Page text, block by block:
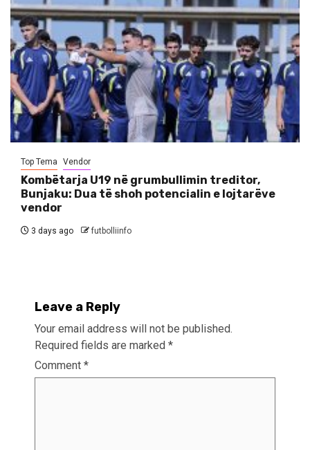
Top Tema Vendor
Kombëtarja U19 në grumbullimin treditor,
Bunjaku: Dua të shoh potencialin e lojtarëve
vendor
3 days ago futbolliinfo
Leave a Reply
Your email address will not be published.
Required fields are marked *
Comment *